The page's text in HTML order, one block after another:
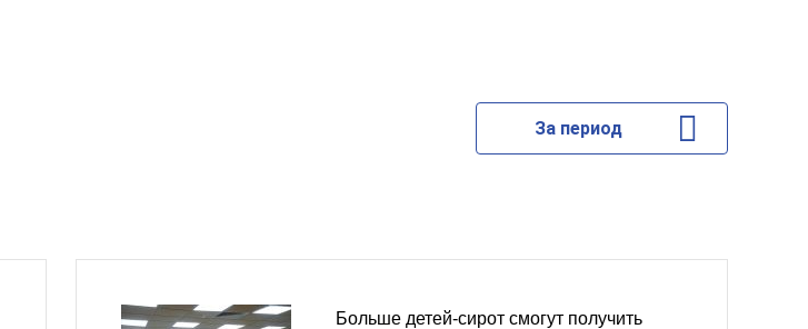
За период
Больше детей-сирот смогут получить